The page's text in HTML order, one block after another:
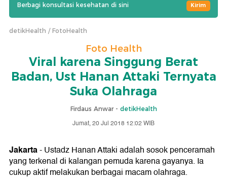
Berbagi konsultasi kesehatan di sini Kirim
detikHealth FotoHealth
Foto Health
Viral karena Singgung Berat
Badan, Ust Hanan Attaki Ternyata
Suka Olahraga
Firdaus Anwar - detikHealth
Jumat, 20 Jul 2018 12:02 WIB
Jakarta- Ustadz Hanan Attaki adalah sosok penceramah
yang terkenal di kalangan pemuda karena gayanya. Ia
cukup aktif melakukan berbagai macam olahraga.